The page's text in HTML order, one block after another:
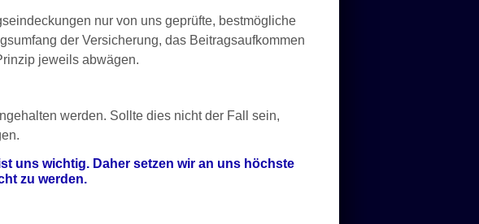
nur von uns geprüfte, bestmögliche
der Versicherung, das Beitragsaufkommen
jeweils abwägen.
werden. Sollte dies nicht der Fall sein,
uns wichtig. Daher setzen wir an uns höchste
zu werden.